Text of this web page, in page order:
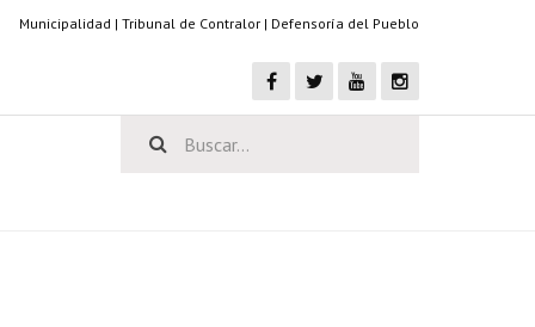
Municipalidad | Tribunal de Contralor | Defensoría del Pueblo